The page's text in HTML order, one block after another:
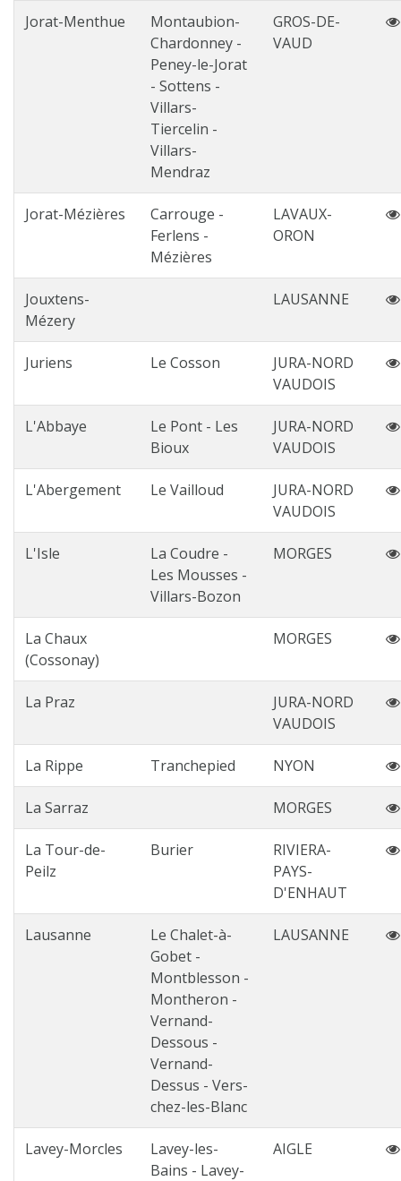
Jorat-Menthue
Montaubion-
Chardonney -
Peney-le-Jorat
- Sottens -
Villars-
Tiercelin -
Villars-
Mendraz
GROS-DE-
VAUD
Jorat-Mézières
Carrouge -
Ferlens -
Mézières
LAVAUX-
ORON
Jouxtens-
Mézery
LAUSANNE
Juriens Le Cosson
JURA-NORD
VAUDOIS
L'Abbaye
Le Pont - Les
Bioux
JURA-NORD
VAUDOIS
L'Abergement Le Vailloud
JURA-NORD
VAUDOIS
L'Isle
La Coudre -
Les Mousses -
Villars-Bozon
MORGES
La Chaux
(Cossonay)
MORGES
La Praz
JURA-NORD
VAUDOIS
La Rippe Tranchepied NYON
La Sarraz MORGES
La Tour-de-
Peilz
Burier
RIVIERA-
PAYS-
D'ENHAUT
Lausanne
Le Chalet-à-
Gobet -
Montblesson -
Montheron -
Vernand-
Dessous -
Vernand-
Dessus - Vers-
chez-les-Blanc
LAUSANNE
Lavey-Morcles
Lavey-les-
Bains - Lavey-
AIGLE